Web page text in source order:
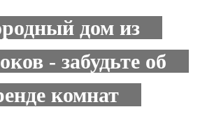
дом из
- забудьте об
комнат